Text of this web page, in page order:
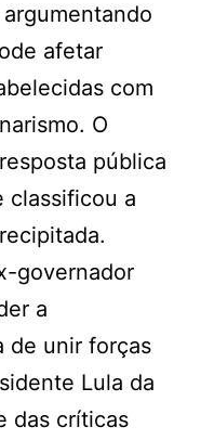
afetar
com
O
pública
classificou a
governador
a
de unir forças
Lula da
das críticas